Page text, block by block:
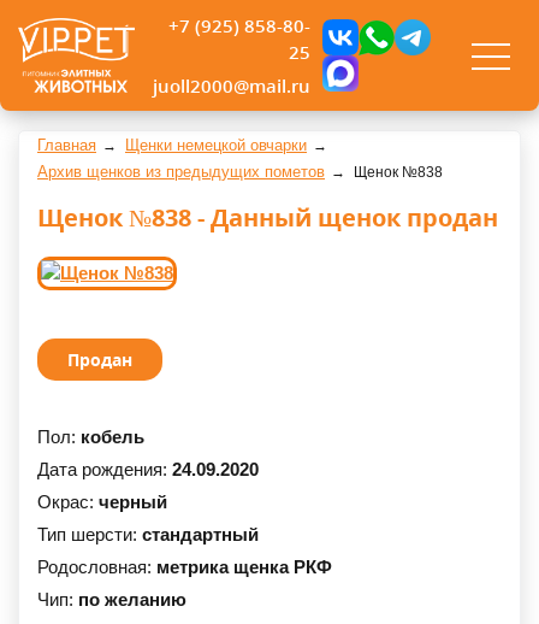
+7 (925) 858-80-
25
juoll2000@mail.ru
Главная
Щенки немецкой овчарки
Архив щенков из предыдущих пометов
Щенок №838
Щенок №838 - Данный щенок продан
Продан
Пол: кобель
Дата рождения: 24.09.2020
Окрас: черный
Тип шерсти: стандартный
Родословная: метрика щенка РКФ
Чип: по желанию